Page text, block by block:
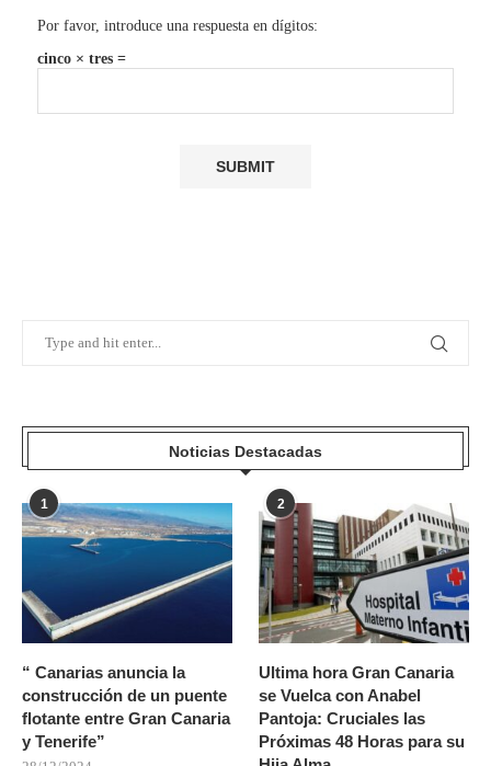
Por favor, introduce una respuesta en dígitos:
cinco × tres =
Noticias Destacadas
1
“ Canarias anuncia la
construcción de un puente
flotante entre Gran Canaria
y Tenerife”
2
Ultima hora Gran Canaria
se Vuelca con Anabel
Pantoja: Cruciales las
Próximas 48 Horas para su